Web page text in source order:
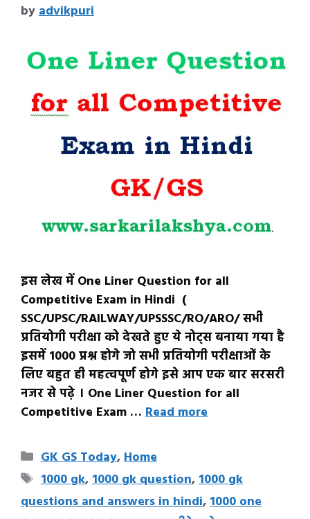
byadvikpuri
इस लेख में One Liner Question for all
Competitive Exam in Hindi (
SSC/UPSC/RAILWAY/UPSSSC/RO/ARO/ सभी
प्रतियोगी परीक्षा को देखते हुए ये नोट्स बनाया गया है
इसमें 1000 प्रश्न होगे जो सभी प्रतियोगी परीक्षाओं के
लिए बहुत ही महत्वपूर्ण होगे इसे आप एक बार सरसरी
नजर से पढ़े । One Liner Question for all
Competitive Exam … Read more
Categories
GK GS Today,Home
Tags
1000 gk,1000 gk question,1000 gk
questions and answers in hindi,1000 one